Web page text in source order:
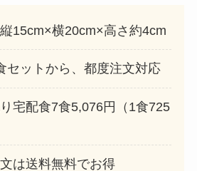
縦15cm×横20cm×高さ約4cm
セットから、都度注文対応
宅配食7食5,076円（1食725
は送料無料でお得